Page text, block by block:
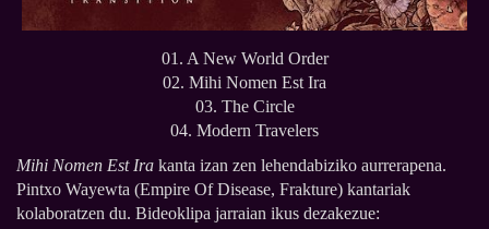
01. A New World Order
02. Mihi Nomen Est Ira
03. The Circle
04. Modern Travelers
Mihi Nomen Est Ira kanta izan zen lehendabiziko aurrerapena.
Pintxo Wayewta (Empire Of Disease, Frakture) kantariak
kolaboratzen du. Bideoklipa jarraian ikus dezakezue: